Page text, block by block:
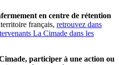
en centre de rétention
français, retrouvez dans
La Cimade dans les
participer à une action ou